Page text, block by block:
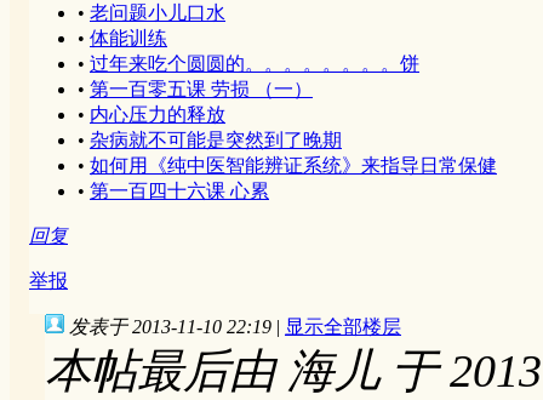
• 老问题小儿口水
• 体能训练
• 过年来吃个圆圆的。。。。。。。。饼
• 第一百零五课 劳损 （一）
• 内心压力的释放
• 杂病就不可能是突然到了晚期
• 如何用《纯中医智能辨证系统》来指导日常保健
• 第一百四十六课 心累
回复
举报
发表于 2013-11-10 22:19 | 显示全部楼层
本帖最后由 海儿 于